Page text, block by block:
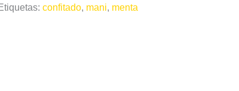
Etiquetas:confitado,mani,menta